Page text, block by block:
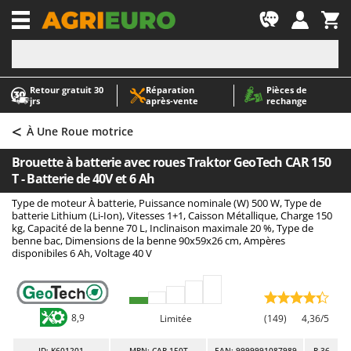
Retour gratuit 30
jrs
Réparation
après‑vente
Pièces de
rechange
-1
A
Abris de jardin
Accessoires pour tracteurs tondeuses autoportés
Aérateurs Scarificateurs pour gazon
Arracheuses de pommes de terre pour tracteur
Aspirateurs - Balais Électriques
Aspirateurs à cendres
Aspirateurs à feuilles sur roues
Aspirateurs Multifonctions
Atomiseurs agricoles pour tracteurs
A
AgriEuro Premium
AgriEuro TOP-LINE
AGT
Aima
Airmec
AL-KO
Alce
Alpina
< À Une Roue motrice
Brouette à batterie avec roues Traktor GeoTech CAR 150
T - Batterie de 40V et 6 Ah
Type de moteur À batterie, Puissance nominale (W) 500 W, Type de
batterie Lithium (Li-Ion), Vitesses 1+1, Caisson Métallique, Charge 150
kg, Capacité de la benne 70 L, Inclinaison maximale 20 %, Type de
benne bac, Dimensions de la benne 90x59x26 cm, Ampères
disponibiles 6 Ah, Voltage 40 V
8,9 Limitée (149) 4,36/5